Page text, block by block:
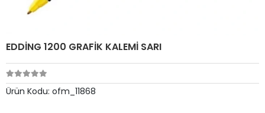
EDDİNG 1200 GRAFİK KALEMİ SARI
Ürün Kodu: ofm_11868